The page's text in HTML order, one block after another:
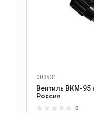
003531
Вентиль ВКМ-
Россия
0